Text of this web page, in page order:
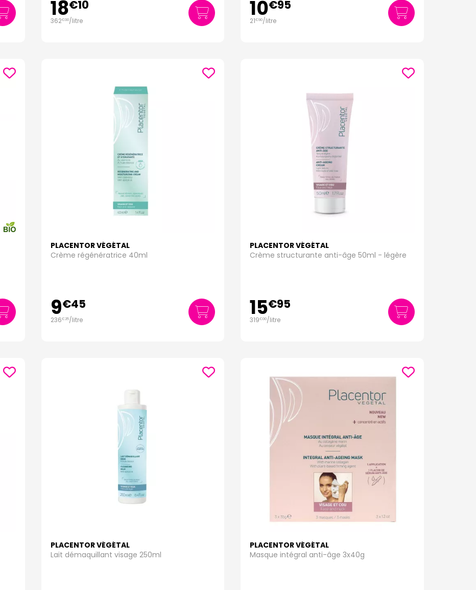
18€10
362€00/litre 10€95
21€90/litre
PLACENTOR VÉGÉTAL
Crème régénératrice 40ml
9€45
236€25/litre
PLACENTOR VÉGÉTAL
Crème structurante anti-âge 50ml - légère
15€95
319€00/litre
PLACENTOR VÉGÉTAL
Lait démaquillant visage 250ml
PLACENTOR VÉGÉTAL
Masque intégral anti-âge 3x40g